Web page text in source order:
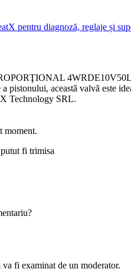
pentru diagnoză, reglaje și
4WRDE10V50L-
pistonului, această valvă este
Technology SRL.
moment.
fi trimisa
fi examinat de un moderator.